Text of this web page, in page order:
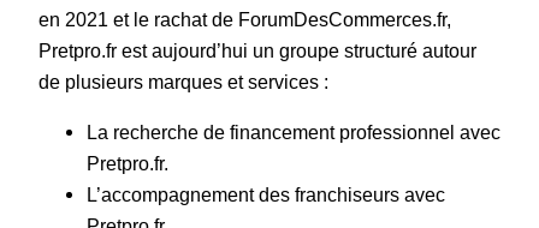
en 2021 et le rachat de ForumDesCommerces.fr,
Pretpro.fr est aujourd’hui un groupe structuré autour
de plusieurs marques et services :
La recherche de financement professionnel avec
Pretpro.fr.
L’accompagnement des franchiseurs avec